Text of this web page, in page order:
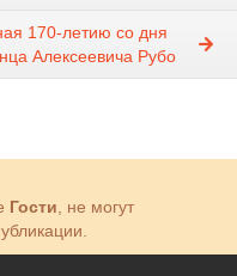
170-летию со дня
Алексеевича Рубо
Гости, не могут